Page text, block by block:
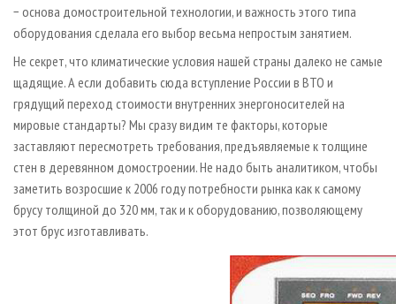
− основа домостроительной технологии, и важность этого типа
оборудования сделала его выбор весьма непростым занятием.
Не секрет, что климатические условия нашей страны далеко не самые
щадящие. А если добавить сюда вступление России в ВТО и
грядущий переход стоимости внутренних энергоносителей на
мировые стандарты? Мы сразу видим те факторы, которые
заставляют пересмотреть требования, предъявляемые к толщине
стен в деревянном домостроении. Не надо быть аналитиком, чтобы
заметить возросшие к 2006 году потребности рынка как к самому
брусу толщиной до 320 мм, так и к оборудованию, позволяющему
этот брус изготавливать.